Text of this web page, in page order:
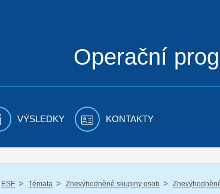
Operační
VÝSLEDKY KONTAKTY
ESF / Témata / Znevýhodněné skupiny osob /